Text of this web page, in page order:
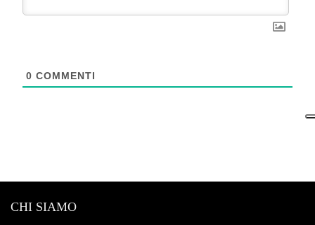
0 COMMENTI
CHI SIAMO